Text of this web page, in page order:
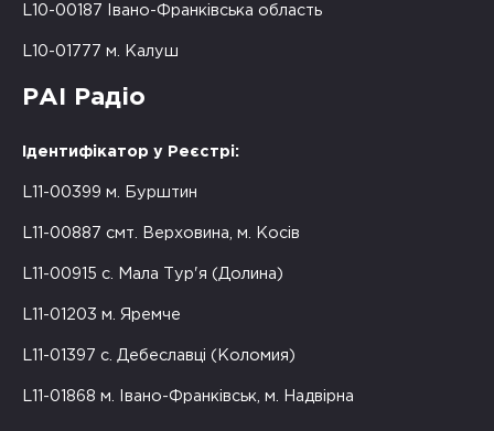
L10-00187 Івано-Франківська область
L10-01777 м. Калуш
РАІ Радіо
Ідентифікатор у Реєстрі:
L11-00399 м. Бурштин
L11-00887 смт. Верховина, м. Косів
L11-00915 с. Мала Тур'я (Долина)
L11-01203 м. Яремче
L11-01397 с. Дебеславці (Коломия)
L11-01868 м. Івано-Франківськ, м. Надвірна